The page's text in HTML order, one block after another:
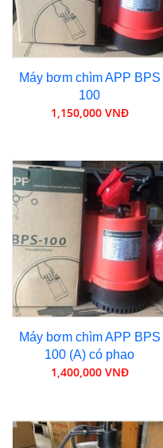
Máy bơm chìm APP BPS
100
1,150,000 VNĐ
Máy bơm chìm APP BPS
100 (A) có phao
1,400,000 VNĐ